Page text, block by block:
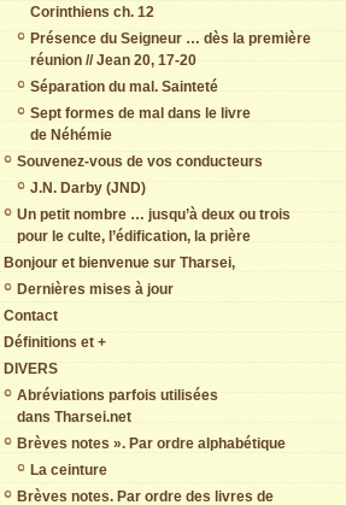
Corinthiens ch. 12
Présence du Seigneur … dès la première
réunion // Jean 20, 17-20
Séparation du mal. Sainteté
Sept formes de mal dans le livre
de Néhémie
Souvenez-vous de vos conducteurs
J.N. Darby (JND)
Un petit nombre … jusqu’à deux ou trois
pour le culte, l’édification, la prière
Bonjour et bienvenue sur Tharsei,
Dernières mises à jour
Contact
Définitions et +
DIVERS
Abréviations parfois utilisées
dans Tharsei.net
Brèves notes ». Par ordre alphabétique
La ceinture
Brèves notes. Par ordre des livres de